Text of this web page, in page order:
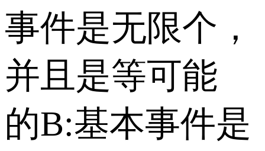
事件是无限个，
并且是等可能
的 B:基本事件是